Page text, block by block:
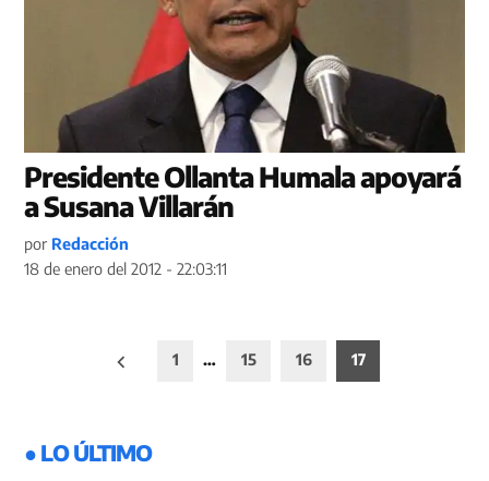
Presidente Ollanta Humala apoyará
a Susana Villarán
por Redacción
18 de enero del 2012 - 22:03:11
Paginación
1 … 15 16 17
● LO ÚLTIMO